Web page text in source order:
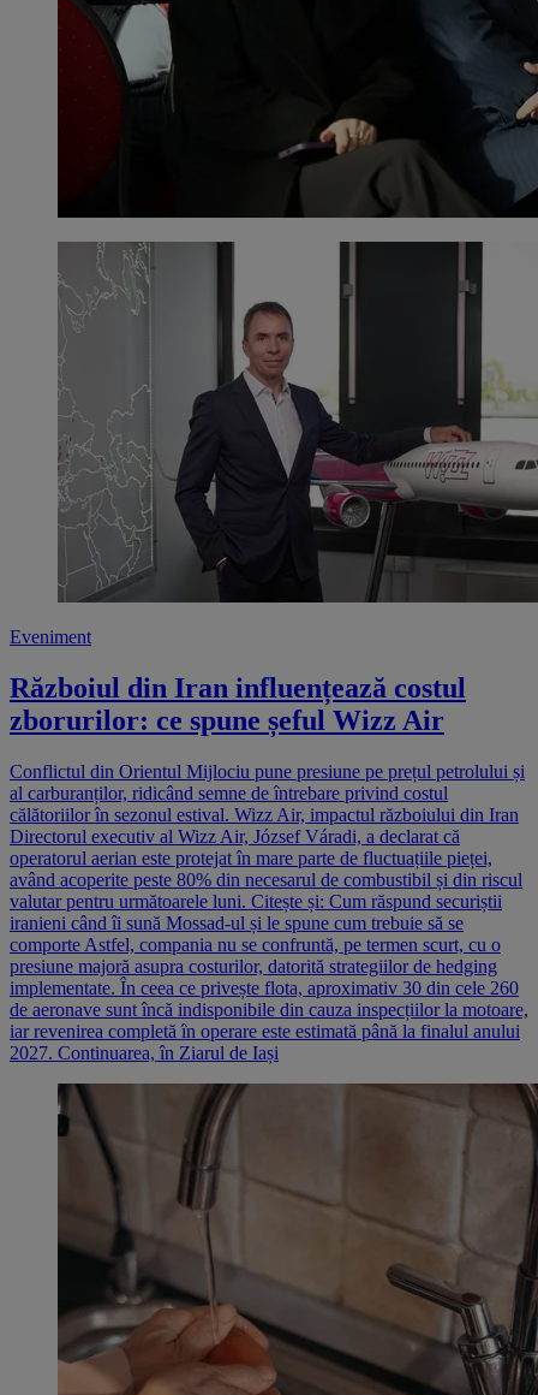
Eveniment
Războiul din Iran influențează costul
zborurilor: ce spune șeful Wizz Air
Conflictul din Orientul Mijlociu pune presiune pe prețul petrolului și
al carburanților, ridicând semne de întrebare privind costul
călătoriilor în sezonul estival. Wizz Air, impactul războiului din Iran
Directorul executiv al Wizz Air, József Váradi, a declarat că
operatorul aerian este protejat în mare parte de fluctuațiile pieței,
având acoperite peste 80% din necesarul de combustibil și din riscul
valutar pentru următoarele luni. Citește și: Cum răspund securiștii
iranieni când îi sună Mossad-ul și le spune cum trebuie să se
comporte Astfel, compania nu se confruntă, pe termen scurt, cu o
presiune majoră asupra costurilor, datorită strategiilor de hedging
implementate. În ceea ce privește flota, aproximativ 30 din cele 260
de aeronave sunt încă indisponibile din cauza inspecțiilor la motoare,
iar revenirea completă în operare este estimată până la finalul anului
2027. Continuarea, în Ziarul de Iași